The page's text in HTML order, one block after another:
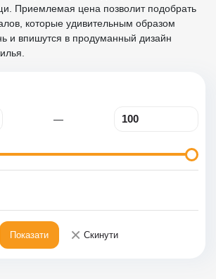
—
Показати × Скинути
Приемлемая цена позволит подобрать
которые удивительным образом
и впишутся в продуманный дизайн